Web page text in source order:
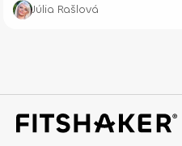
Júlia Rašlová